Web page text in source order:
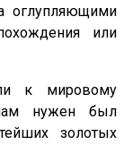
оглупляющими
или
к мировому
нужен был
золотых